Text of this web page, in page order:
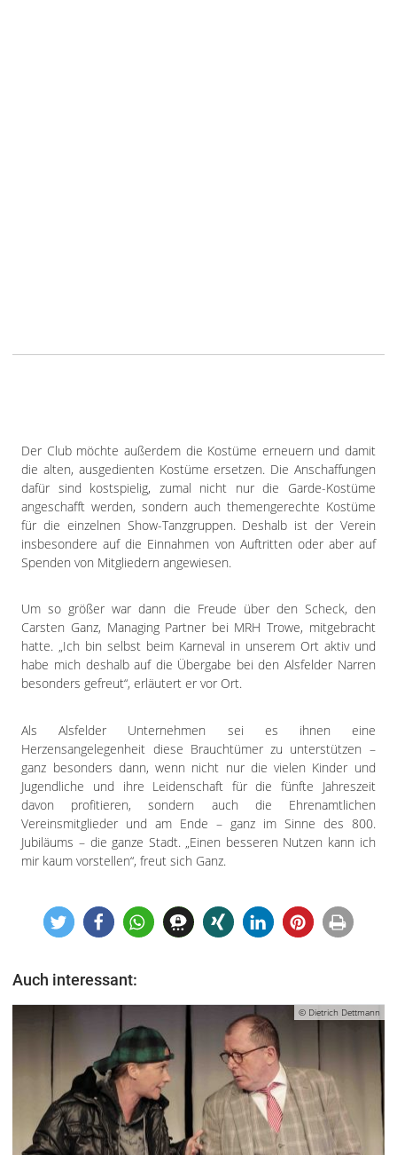
Der Club möchte außerdem die Kostüme erneuern und damit
die alten, ausgedienten Kostüme ersetzen. Die Anschaffungen
dafür sind kostspielig, zumal nicht nur die Garde-Kostüme
angeschafft werden, sondern auch themengerechte Kostüme
für die einzelnen Show-Tanzgruppen. Deshalb ist der Verein
insbesondere auf die Einnahmen von Auftritten oder aber auf
Spenden von Mitgliedern angewiesen.
Um so größer war dann die Freude über den Scheck, den
Carsten Ganz, Managing Partner bei MRH Trowe, mitgebracht
hatte. „Ich bin selbst beim Karneval in unserem Ort aktiv und
habe mich deshalb auf die Übergabe bei den Alsfelder Narren
besonders gefreut“, erläutert er vor Ort.
Als Alsfelder Unternehmen sei es ihnen eine
Herzensangelegenheit diese Brauchtümer zu unterstützen –
ganz besonders dann, wenn nicht nur die vielen Kinder und
Jugendliche und ihre Leidenschaft für die fünfte Jahreszeit
davon profitieren, sondern auch die Ehrenamtlichen
Vereinsmitglieder und am Ende – ganz im Sinne des 800.
Jubiläums – die ganze Stadt. „Einen besseren Nutzen kann ich
mir kaum vorstellen“, freut sich Ganz.
Auch interessant:
© Dietrich Dettmann